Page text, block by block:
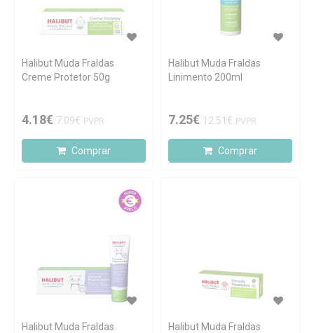
Halibut Muda Fraldas
Creme Protetor 50g
4.18€ 7.09€ PVPR
Comprar
Halibut Muda Fraldas
Linimento 200ml
7.25€ 12.51€ PVPR
Comprar
Halibut Muda Fraldas
Halibut Muda Fraldas